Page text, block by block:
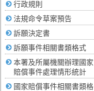
行政規則
法規命令草案預告
訴願決定書
訴願事件相關書類格式
本署及所屬機關辦理國家
賠償事件處理情形統計
國家賠償事件相關書類格